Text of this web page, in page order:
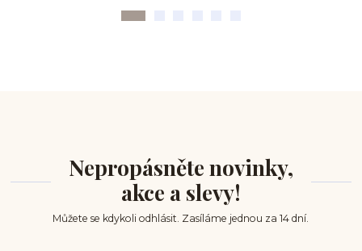
Nepropásněte novinky,
akce a slevy!
Můžete se kdykoli odhlásit. Zasíláme jednou za 14 dní.